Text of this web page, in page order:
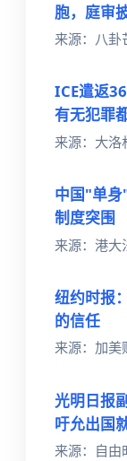
胞，庭审
来源：八卦
ICE遣返
有无犯罪
来源：大洛
中国"单
制度突围
来源：港大
纽约时报
的信任
来源：加美
光明日报
吁允出国
来源：自由